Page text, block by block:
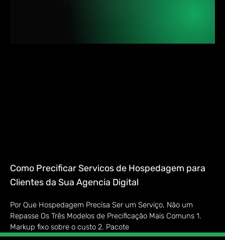
Como Precificar Servicos de Hospedagem para
Clientes da Sua Agencia Digital
Por Que Hospedagem Precisa Ser um Serviço, Não um
Repasse Os Três Modelos de Precificação Mais Comuns 1.
Markup fixo sobre o custo 2. Pacote